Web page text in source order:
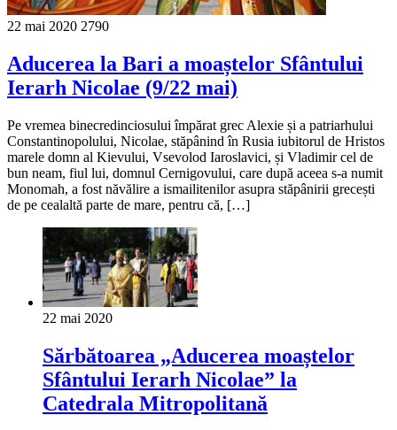
22 mai 2020 2790
Aducerea la Bari a moaștelor Sfântului
Ierarh Nicolae (9/22 mai)
Pe vremea binecredinciosului împărat grec Alexie și a patriarhului
Constantinopolului, Nicolae, stăpânind în Rusia iubitorul de Hristos
marele domn al Kievului, Vsevolod Iaroslavici, și Vladimir cel de
bun neam, fiul lui, domnul Cernigovului, care după aceea s-a numit
Monomah, a fost năvălire a ismailitenilor asupra stăpânirii grecești
de pe cealaltă parte de mare, pentru că, […]
22 mai 2020
Sărbătoarea „Aducerea moaștelor
Sfântului Ierarh Nicolae” la
Catedrala Mitropolitană